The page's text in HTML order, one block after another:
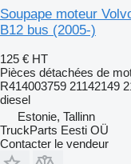
Soupape moteur
B12 bus (2005-)
125 € HT
Pièces détachées de
R414003759 21142149
diesel
Estonie, Tallinn
TruckParts Eesti OÜ
Contacter le vendeur